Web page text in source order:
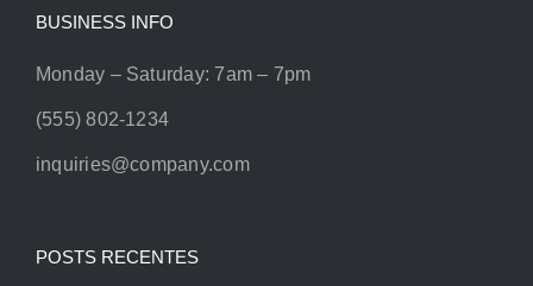
BUSINESS INFO
Monday – Saturday: 7am – 7pm
(555) 802-1234
inquiries@company.com
POSTS RECENTES